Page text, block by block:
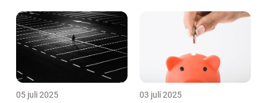
05 juli 2025 03 juli 2025